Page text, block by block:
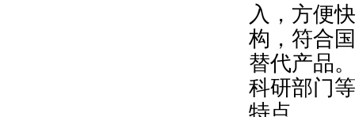
入，方便
构，符合
替代产品
科研部门
特点